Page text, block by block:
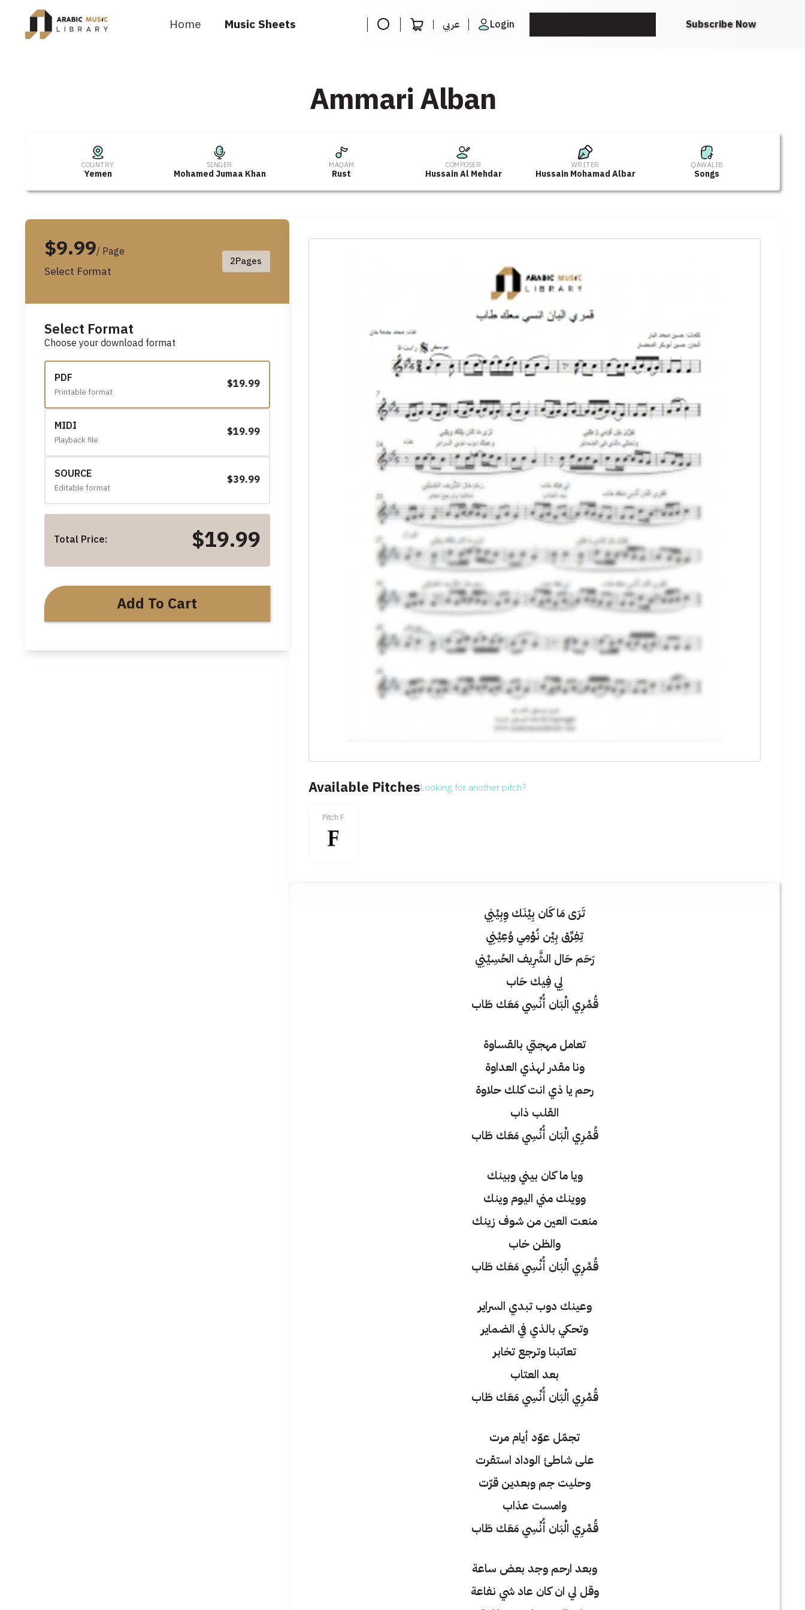
Home Music Sheets عربي Login Subscribe Now
Ammari Alban
COUNTRY
Yemen
SINGER
Mohamed Jumaa Khan
MAQAM
Rust
COMPOSER
Hussain Al Mehdar
WRITER
Hussain Mohamad Albar
QAWALIB
Songs
$9.99/ Page
Select Format
2Pages
Select Format
Choose your download format
PDF
Printable format
$19.99
MIDI
Playback file
$19.99
SOURCE
Editable format
$39.99
Total Price: $19.99
Add To Cart
Available PitchesLooking for another pitch?
Pitch F
تَرَى مَا كَان بِيْنَك وِبِيْنِي
تِفِرِّق بِيْن نُوْمِي وُعِيْنِي
رَحَم حَال الشَّرِيف الحُسِيْنِي
لِي فِيك حَاب
قُمْرِي الْبَان أُنْسِي مَعَك طَاب
تعامل مهجتي بالقساوة
ونا مقدر لهذي العداوة
رحم يا ذي انت كلك حلاوة
القلب ذاب
قُمْرِي الْبَان أُنْسِي مَعَك طَاب
ويا ما كان بيني وبينك
ووينك مني اليوم وينك
منعت العين من شوف زينك
والظن خاب
قُمْرِي الْبَان أُنْسِي مَعَك طَاب
وعينك دوب تبدي السراير
وتحكي بالذي في الضماير
تعاتبنا وترجع تخابر
بعد العتاب
قُمْرِي الْبَان أُنْسِي مَعَك طَاب
تجمّل عوّد أيام مرت
على شاطئ الوداد استقرت
وحليت جم وبعدين قرّت
وامست عذاب
قُمْرِي الْبَان أُنْسِي مَعَك طَاب
وبعد ارحم وجد بعض ساعة
وقل لي ان كان عاد شي نفاعة